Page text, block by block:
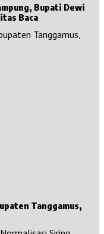
Bupati Dewi
Baca
Tanggamus,